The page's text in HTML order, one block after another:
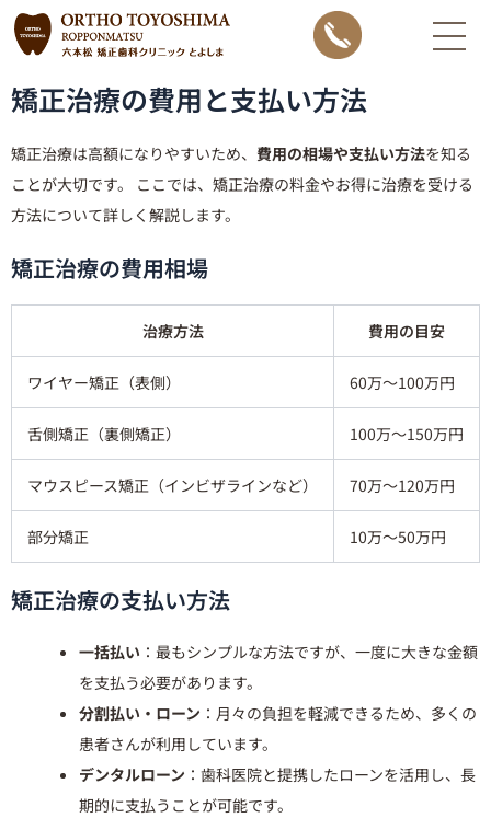
ス
ッ
矯正治療の費用と支払い方法
矯正治療は高額になりやすいため、 費用の相場や支払い方法を知る
ことが大切です。 ここでは、矯正治療の料金やお得に治療を受ける
方法について詳しく解説します。
矯正治療の費用相場
治療方法 費用の目安
ワイヤー矯正（表側） 60万〜100万円
舌側矯正（裏側矯正） 100万〜150万円
マウスピース矯正（インビザラインなど） 70万〜120万円
部分矯正 10万〜50万円
矯正治療の支払い方法
一括払い ：最もシンプルな方法ですが、一度に大きな金額
を支払う必要があります。
分割払い・ローン ：月々の負担を軽減できるため、多くの
患者さんが利用しています。
デンタルローン ：歯科医院と提携したローンを活用し、長
期的に支払うことが可能です。